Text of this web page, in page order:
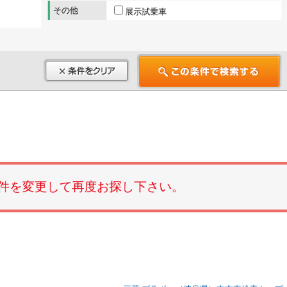
その他
展示試乗車
変更して再度お探し下さい。